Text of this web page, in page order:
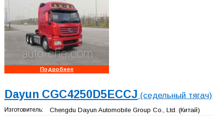
Подробнее
Dayun CGC4250D5ECCJ (седельный тягач)
Изготовитель: Chengdu Dayun Automobile Group Co., Ltd. (Китай)